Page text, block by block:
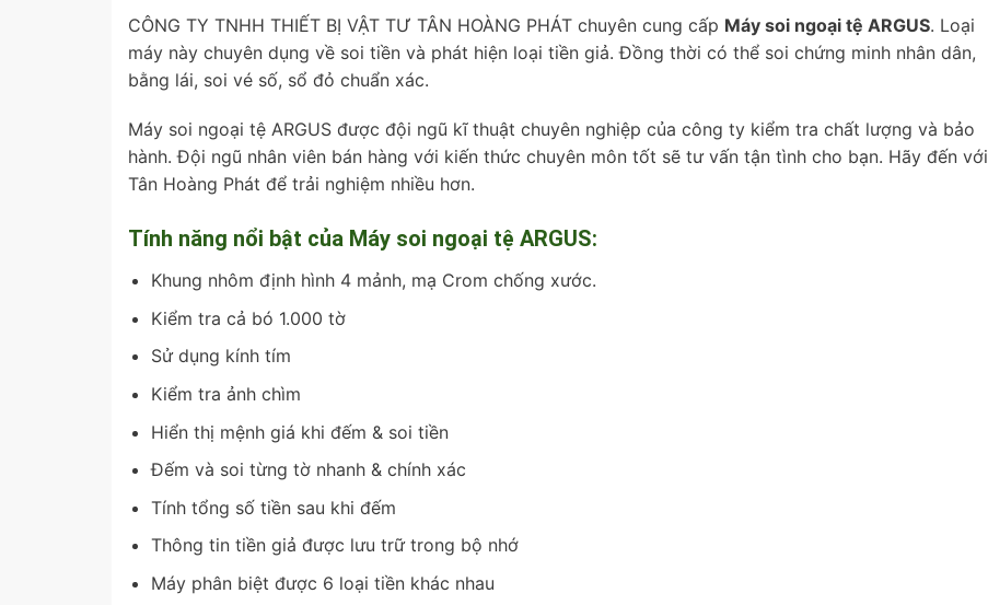
CÔNG TY TNHH THIẾT BỊ VẬT TƯ TÂN HOÀNG PHÁT chuyên cung cấp Máy soi ngoại tệ ARGUS. Loại
máy này chuyên dụng về soi tiền và phát hiện loại tiền giả. Đồng thời có thể soi chứng minh nhân dân,
bằng lái, soi vé số, sổ đỏ chuẩn xác.
Máy soi ngoại tệ ARGUS được đội ngũ kĩ thuật chuyên nghiệp của công ty kiểm tra chất lượng và bảo
hành. Đội ngũ nhân viên bán hàng với kiến thức chuyên môn tốt sẽ tư vấn tận tình cho bạn. Hãy đến với
Tân Hoàng Phát để trải nghiệm nhiều hơn.
Tính năng nổi bật của Máy soi ngoại tệ ARGUS:
Khung nhôm định hình 4 mảnh, mạ Crom chống xước.
Kiểm tra cả bó 1.000 tờ
Sử dụng kính tím
Kiểm tra ảnh chìm
Hiển thị mệnh giá khi đếm & soi tiền
Đếm và soi từng tờ nhanh & chính xác
Tính tổng số tiền sau khi đếm
Thông tin tiền giả được lưu trữ trong bộ nhớ
Máy phân biệt được 6 loại tiền khác nhau